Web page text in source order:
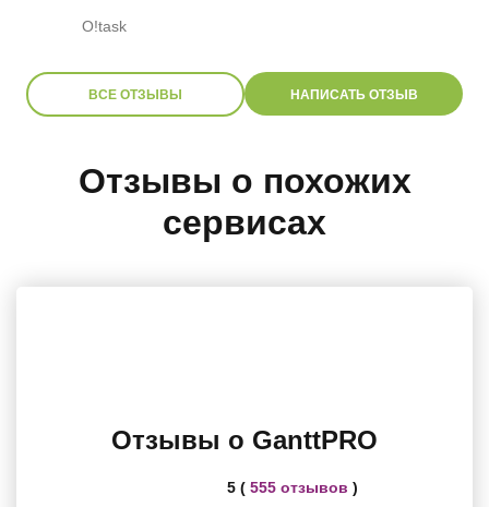
O!task
ВСЕ ОТЗЫВЫ НАПИСАТЬ ОТЗЫВ
Отзывы о похожих
сервисах
Отзывы о GanttPRO
5 ( 555 отзывов )